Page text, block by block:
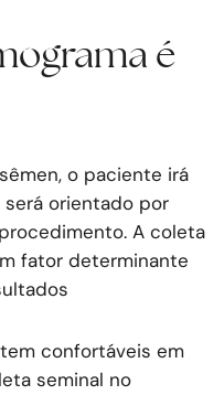
é
o paciente irá
orientado por
A coleta
fator determinante
confortáveis em
seminal no